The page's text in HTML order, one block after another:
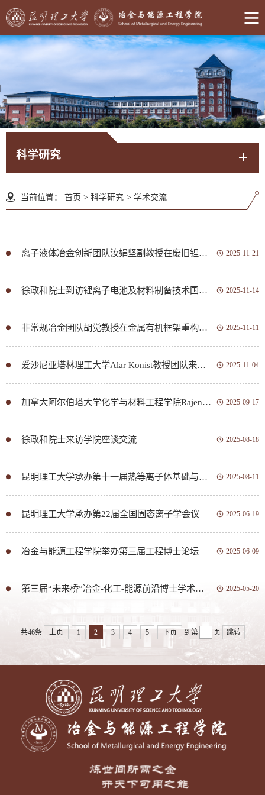
科学研究
当前位置： 首页 > 科学研究 > 学术交流
离子液体冶金创新团队汝娟坚副教授在废旧锂电池资源化利用领域取得重要研究进展 2025-11-21
徐政和院士到访锂离子电池及材料制备技术国家地方联合工程研究中心座谈交流 2025-11-14
非常规冶金团队胡觉教授在金属有机框架重构稳定性调控上取得新进展 2025-11-11
爱沙尼亚塔林理工大学Alar Konist教授团队来学院开展循环流化床燃烧领域学术交流 2025-11-04
加拿大阿尔伯塔大学化学与材料工程学院Rajender Gupta教授访问我院作专题讲座 2025-09-17
徐政和院士来访学院座谈交流 2025-08-18
昆明理工大学承办第十一届热等离子体基础与应用研讨会 2025-08-11
昆明理工大学承办第22届全国固态离子学会议 2025-06-19
冶金与能源工程学院举办第三届工程博士论坛 2025-06-09
第三届“未来桥”冶金-化工-能源前沿博士学术论坛成功举办 2025-05-20
共46条 上页 1 2 3 4 5 下页 到第 页 跳转